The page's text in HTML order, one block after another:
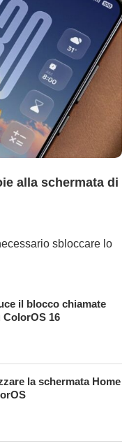
alla schermata di
sbloccare lo
il blocco chiamate
16
la schermata Home